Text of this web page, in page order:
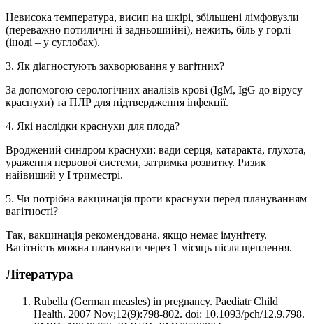
Невисока температура, висип на шкірі, збільшені лімфовузли
(переважно потиличні й задньошийні), нежить, біль у горлі
(іноді – у суглобах).
3. Як діагностують захворювання у вагітних?
За допомогою серологічних аналізів крові (IgM, IgG до вірусу
краснухи) та ПЛР для підтвердження інфекції.
4. Які наслідки краснухи для плода?
Вроджений синдром краснухи: вади серця, катаракта, глухота,
ураження нервової системи, затримка розвитку. Ризик
найвищий у I триместрі.
5. Чи потрібна вакцинація проти краснухи перед плануванням
вагітності?
Так, вакцинація рекомендована, якщо немає імунітету.
Вагітність можна планувати через 1 місяць після щеплення.
Література
Rubella (German measles) in pregnancy. Paediatr Child
Health. 2007 Nov;12(9):798-802. doi: 10.1093/pch/12.9.798.